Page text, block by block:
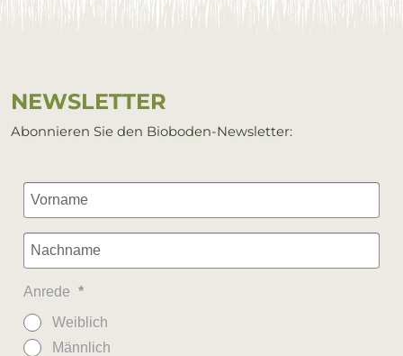
NEWS­LET­TER
Abonnieren Sie den Bioboden-Newsletter:
Anrede
Weiblich
Männlich